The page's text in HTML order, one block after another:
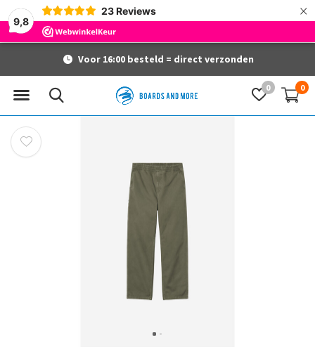
9,8
23 Reviews ×
0 0
Voor 16:00 besteld = direct verzonden